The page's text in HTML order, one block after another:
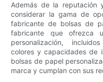
Además de la reputación
considerar la gama de
fabricante de bolsas de
fabricante que ofrezca
personalización,
colores y capacidades de
bolsas de papel
marca y cumplan con sus